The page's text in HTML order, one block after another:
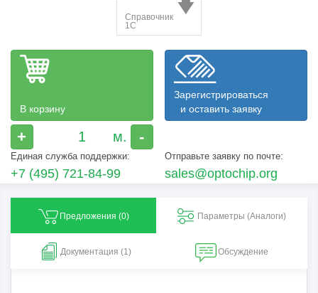
В корзину
+ -
Зарегистрироваться
и оставить заявку
Единая служба поддержки:
+7 (495) 721-84-99
Отправьте заявку по почте:
sales@optochip.org
Предложения (0) Параметры (Aналоги)
Документация (1) Обсуждение